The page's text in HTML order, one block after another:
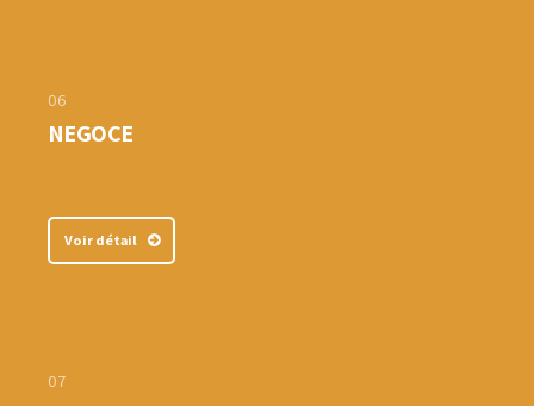
06
NEGOCE
Voir détail
07